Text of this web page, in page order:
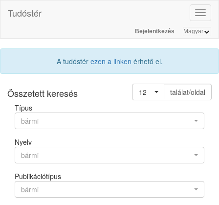
Tudóstér
Bejelentkezés
A tudóstér ezen a linken érhető el.
Összetett keresés 12
találat/oldal
Típus
bármi
Nyelv
bármi
Publikációtípus
bármi